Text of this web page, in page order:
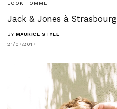
LOOK HOMME
Jack & Jones à Strasbourg
BY MAURICE STYLE
21/07/2017